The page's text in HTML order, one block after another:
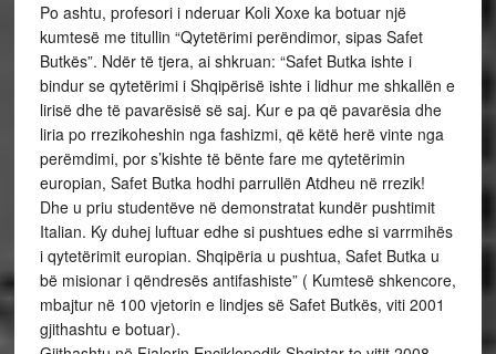
Po ashtu, profesori i nderuar Koli Xoxe ka botuar një
kumtesë me titullin “Qytetërimi perëndimor, sipas Safet
Butkës”. Ndër të tjera, ai shkruan: “Safet Butka ishte i
bindur se qytetërimi i Shqipërisë ishte i lidhur me shkallën e
lirisë dhe të pavarësisë së saj. Kur e pa që pavarësia dhe
liria po rrezikoheshin nga fashizmi, që këtë herë vinte nga
perëmdimi, por s’kishte të bënte fare me qytetërimin
europian, Safet Butka hodhi parrullën Atdheu në rrezik!
Dhe u priu studentëve në demonstratat kundër pushtimit
Italian. Ky duhej luftuar edhe si pushtues edhe si varrmihës
i qytetërimit europian. Shqipëria u pushtua, Safet Butka u
bë misionar i qëndresës antifashiste” ( Kumtesë shkencore,
mbajtur në 100 vjetorin e lindjes së Safet Butkës, viti 2001
gjithashtu e botuar).